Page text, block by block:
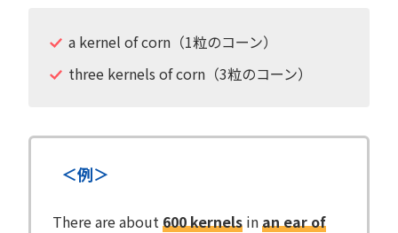
a kernel of corn（1粒のコーン）
three kernels of corn（3粒のコーン）
＜例＞
There are about600 kernels inan ear of